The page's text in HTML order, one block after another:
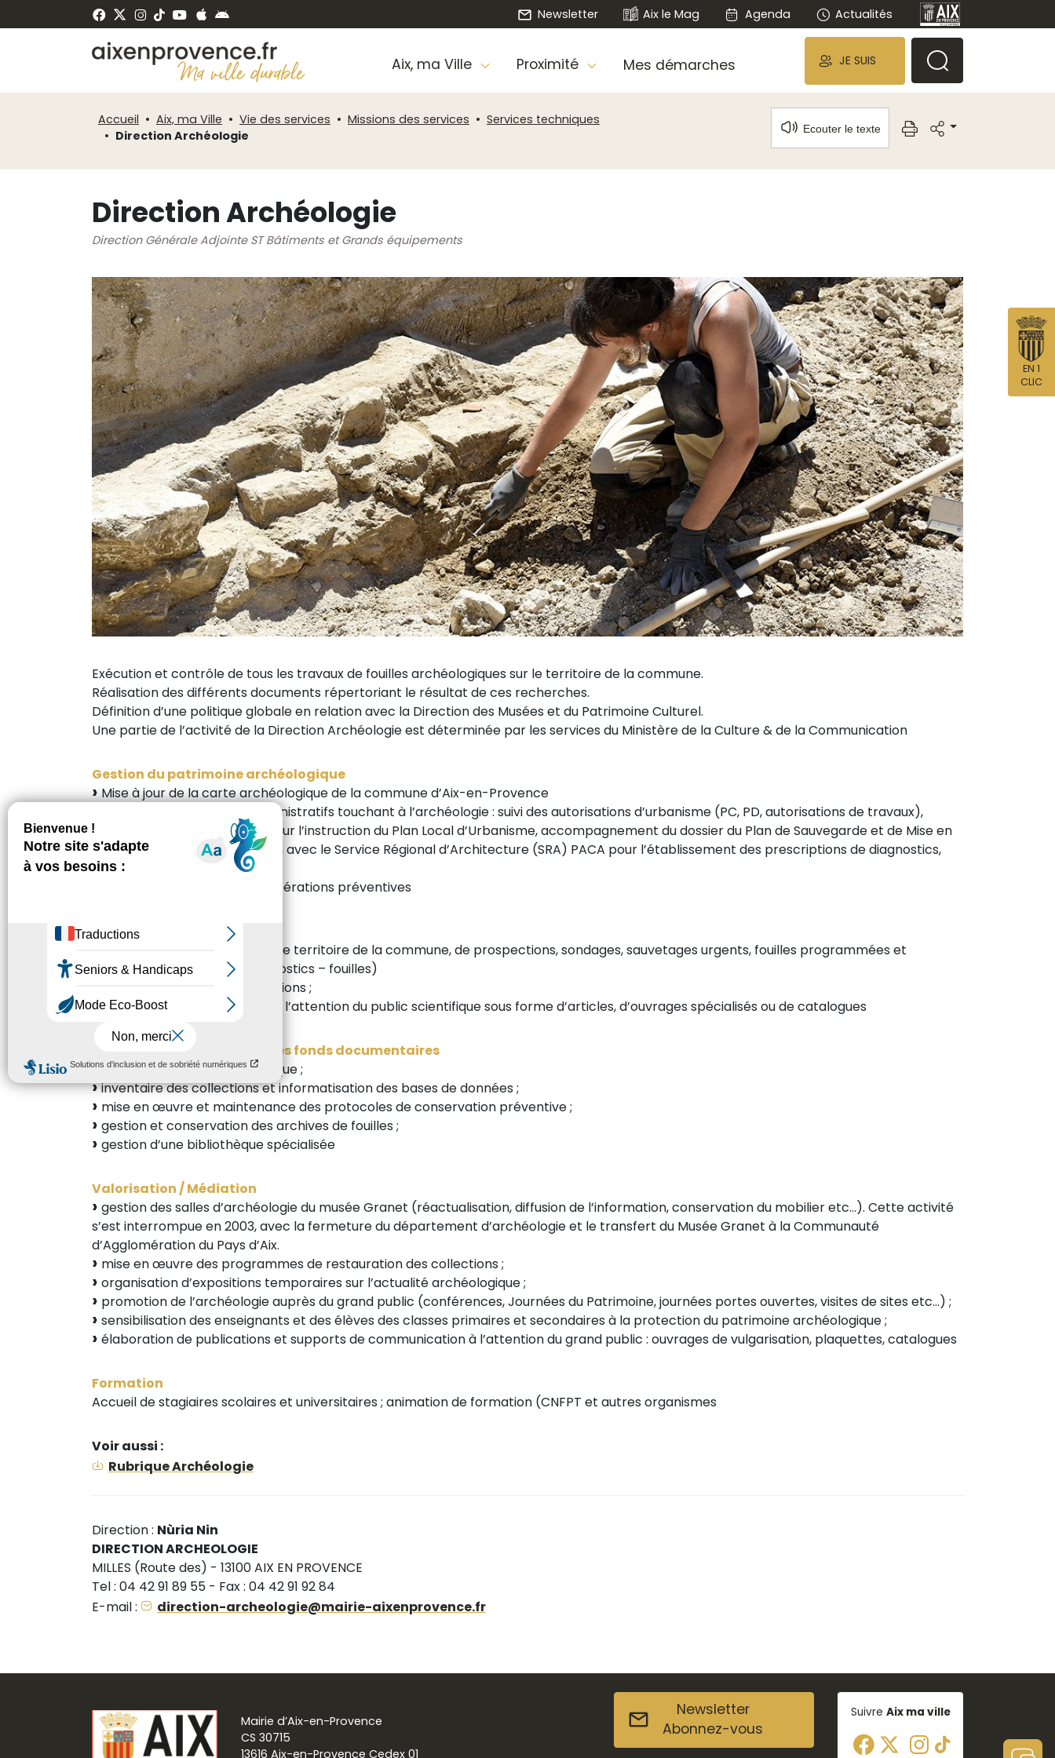
Newsletter Aix le Mag Agenda Actualités
Aix, ma Ville Proximité Mes démarches JE SUIS
Accueil Aix, ma Ville Vie des services Missions des services
Services techniques
Direction Archéologie
Ecouter le texte
Direction Archéologie
Direction Générale Adjointe ST Bâtiments et Grands équipements
Exécution et contrôle de tous les travaux de fouilles archéologiques sur le territoire de la commune.
Réalisation des différents documents répertoriant le résultat de ces recherches.
Définition d’une politique globale en relation avec la Direction des Musées et du Patrimoine Culturel.
Une partie de l’activité de la Direction Archéologie est déterminée par les services du Ministère de la Culture & de la Communication
Gestion du patrimoine archéologique
Mise à jour de la carte archéologique de la commune d’Aix-en-Provence
Instruction des dossiers administratifs touchant à l’archéologie : suivi des autorisations d’urbanisme (PC, PD, autorisations de travaux),
transmission d’informations pour l’instruction du Plan Local d’Urbanisme, accompagnement du dossier du Plan de Sauvegarde et de Mise en
Valeur du centre ancien, liaison avec le Service Régional d’Architecture (SRA) PACA pour l’établissement des prescriptions de diagnostics,
etc…
Montage administratif des opérations préventives
Études et recherches
organisation et conduite, sur le territoire de la commune, de prospections, sondages, sauvetages urgents, fouilles programmées et
opérations préventives (diagnostics – fouilles)
étude des sites et des collections ;
élaboration de publications à l’attention du public scientifique sous forme d’articles, d’ouvrages spécialisés ou de catalogues
Gestion des collections et des fonds documentaires
gestion du dépôt archéologique ;
inventaire des collections et informatisation des bases de données ;
mise en œuvre et maintenance des protocoles de conservation préventive ;
gestion et conservation des archives de fouilles ;
gestion d’une bibliothèque spécialisée
Valorisation / Médiation
gestion des salles d’archéologie du musée Granet (réactualisation, diffusion de l’information, conservation du mobilier etc…). Cette activité
s’est interrompue en 2003, avec la fermeture du département d’archéologie et le transfert du Musée Granet à la Communauté
d’Agglomération du Pays d’Aix.
mise en œuvre des programmes de restauration des collections ;
organisation d’expositions temporaires sur l’actualité archéologique ;
promotion de l’archéologie auprès du grand public (conférences, Journées du Patrimoine, journées portes ouvertes, visites de sites etc…) ;
sensibilisation des enseignants et des élèves des classes primaires et secondaires à la protection du patrimoine archéologique ;
élaboration de publications et supports de communication à l’attention du grand public : ouvrages de vulgarisation, plaquettes, catalogues
Formation
Accueil de stagiaires scolaires et universitaires ; animation de formation (CNFPT et autres organismes
Voir aussi :
Rubrique Archéologie
Direction : Nùria Nin
DIRECTION ARCHEOLOGIE
MILLES (Route des) - 13100 AIX EN PROVENCE
Tel : 04 42 91 89 55 - Fax : 04 42 91 92 84
E-mail :
direction-archeologie@mairie-aixenprovence.fr
Mairie d’Aix-en-Provence
CS 30715
13616 Aix-en-Provence Cedex 01
Newsletter
Abonnez-vous
Suivre Aix ma ville
EN 1
CLIC
de
Panneau de gestion des cookies